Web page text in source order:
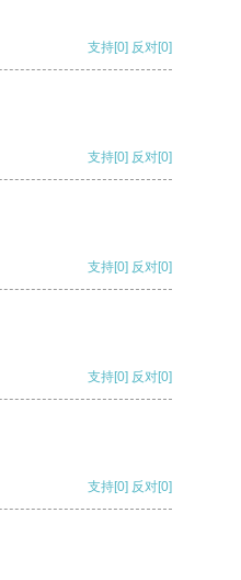
支持[0] 反对[0]
支持[0] 反对[0]
支持[0] 反对[0]
支持[0] 反对[0]
支持[0] 反对[0]